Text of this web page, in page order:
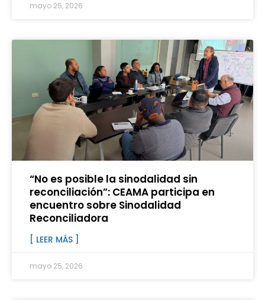
mayo 25, 2026
“No es posible la sinodalidad sin
reconciliación”: CEAMA participa en
encuentro sobre Sinodalidad
Reconciliadora
[ LEER MÁS ]
mayo 25, 2026